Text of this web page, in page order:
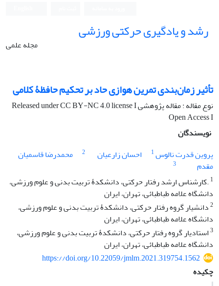
رشد و یادگیری حرکتی ورزشی
مجله علمی
تأثیر زمان‌بندی تمرین هوازی حاد بر تحکیم حافظۀ کلامی
نوع مقاله : مقاله پژوهشی Released under CC BY-NC 4.0 license I
Open Access I
نویسندگان
پروین قدرت نالوس1 احسان زارعیان 2
محمدرضا قاسمیان
مقدم
3
1.کارشناس ارشد رفتار حرکتی، دانشکدۀ تربیت بدنی و علوم ورزشی،
دانشگاه علامه طباطبائی، تهران، ایران
2دانشیار گروه رفتار حرکتی، دانشکدۀ تربیت بدنی و علوم ورزشی،
دانشگاه علامه طباطبائی، تهران، ایران
3استادیار گروه رفتار حرکتی، دانشکدۀ تربیت بدنی و علوم ورزشی،
دانشگاه علامه طباطبائی، تهران، ایران
https://doi.org/10.22059/jmlm.2021.319754.1562
چکیده